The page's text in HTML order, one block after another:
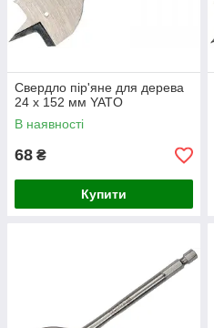
Свердло пір'яне для дерева
24 х 152 мм YATO
В наявності
68 ₴
Купити